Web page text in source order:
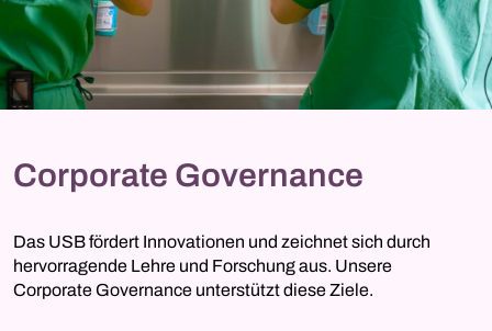
Corporate Governance
Das USB fördert Innovationen und zeichnet sich durch
hervorragende Lehre und Forschung aus. Unsere
Corporate Governance unterstützt diese Ziele.